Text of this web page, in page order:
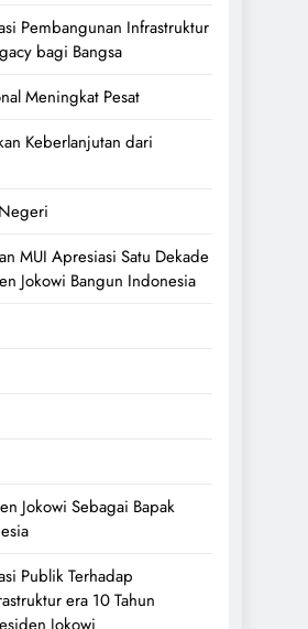
Pembangunan Infrastruktur
bagi Bangsa
Meningkat Pesat
Keberlanjutan dari
MUI Apresiasi Satu Dekade
Jokowi Bangun Indonesia
Jokowi Sebagai Bapak
Publik Terhadap
era 10 Tahun